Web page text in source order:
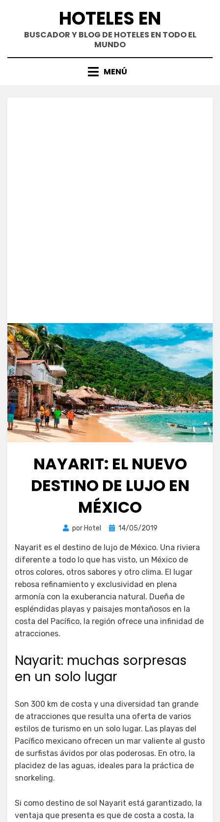
contenido
HOTELES EN
BUSCADOR Y BLOG DE HOTELES EN TODO EL
MUNDO
MENÚ
NAYARIT: EL NUEVO
DESTINO DE LUJO EN
MÉXICO
por Hotel
Publicada
14/05/2019
Nayarit es el destino de lujo de México. Una riviera
diferente a todo lo que has visto, un México de
otros colores, otros sabores y otro clima. El lugar
rebosa refinamiento y exclusividad en plena
armonía con la exuberancia natural. Dueña de
espléndidas playas y paisajes montañosos en la
costa del Pacífico, la región ofrece una infinidad de
atracciones.
Nayarit: muchas sorpresas
en un solo lugar
Son 300 km de costa y una diversidad tan grande
de atracciones que resulta una oferta de varios
estilos de turismo en un solo lugar. Las playas del
Pacífico mexicano ofrecen un mar valiente al gusto
de surfistas ávidos por olas poderosas. En otro, la
placidez de las aguas, ideales para la práctica de
snorkeling.
Si como destino de sol Nayarit está garantizado, la
ventaja que presenta es que de costa a costa, la